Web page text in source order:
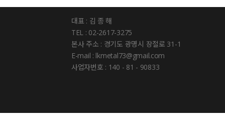
대표 : 김 종 해
TEL : 02-2617-3275
본사 주소 : 경기도 광명시 장절로 31-1
E-mail : lkmetal73@gmail.com
사업자번호 : 140 - 81 - 90833